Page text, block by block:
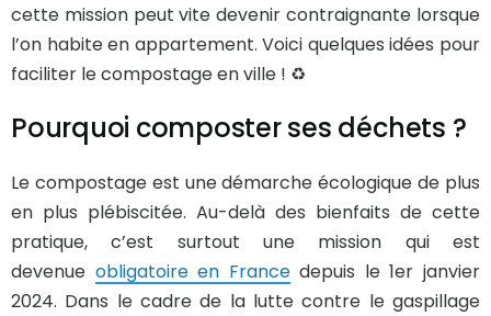
cette mission peut vite devenir contraignante lorsque
l’on habite en appartement. Voici quelques idées pour
faciliter le compostage en ville ! ♻️
Pourquoi composter ses déchets ?
Le compostage est une démarche écologique de plus
en plus plébiscitée. Au-delà des bienfaits de cette
pratique, c’est surtout une mission qui est
devenue obligatoire en Francedepuis le 1er janvier
2024. Dans le cadre de la lutte contre le gaspillage